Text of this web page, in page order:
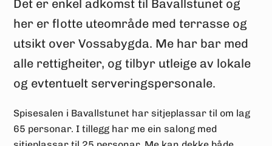
Det er enkel adkomst til Bavallstunet og
her er flotte uteområde med terrasse og
utsikt over Vossabygda. Me har bar med
alle rettigheiter, og tilbyr utleige av lokale
og evtentuelt serveringspersonale.
Spisesalen i Bavallstunet har sitjeplassar til om lag
65 personar. I tillegg har me ein salong med